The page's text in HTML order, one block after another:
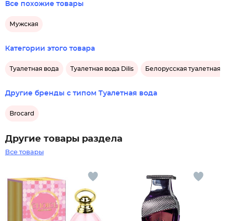
Все похожие товары
Мужская
Категории этого товара
Туалетная вода Туалетная вода Dilis Белорусская туалетная
Другие бренды с типом Туалетная вода
Brocard
Другие товары раздела
Все товары